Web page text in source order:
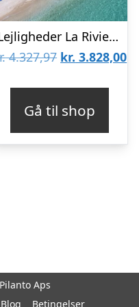
Lejligheder La Riviera Barbati
4.327,97 Den
kr. 4.327,97.
kr. 3.828,00
Gå til shop
Aps
Blog Betingelser